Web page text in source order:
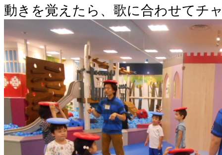
動きを覚えたら、歌に合わせてチ